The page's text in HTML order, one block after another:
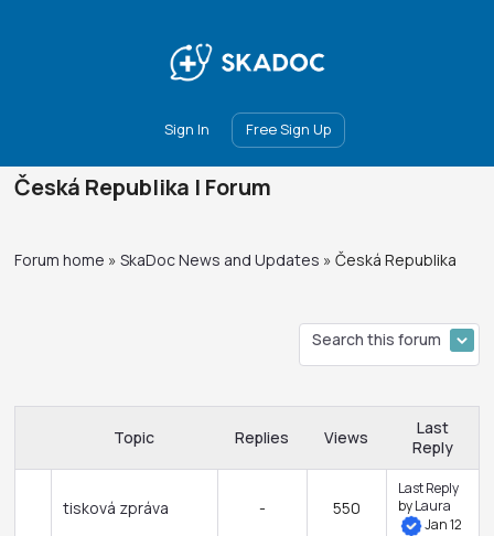
Sign In Free Sign Up
Events
Ambassadors
Česká Republika | Forum
Forum home » SkaDoc News and Updates » Česká Republika
Topic Replies Views
Last
Reply
tisková zpráva - 550
Last Reply
byLaura
Jan 12